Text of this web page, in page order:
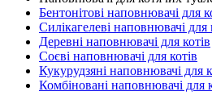
Бентонітові наповнювачі для
Силікагелеві наповнювачі для
Деревні наповнювачі для котів
Соєві наповнювачі для котів
Кукурудзяні наповнювачі для
Комбіновані наповнювачі для